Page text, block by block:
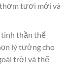
tươi mới và
thần thể
lý tưởng cho
trời và thể